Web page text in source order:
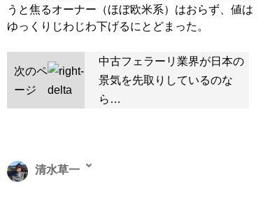
うと焦るオーナー（ほぼ欧米系）はおらず、値は
ゆっくりじわじわ下げるにとどまった。
次のペ
ージ
中古フェラーリ業界が日本の
景気を先取りしているのな
ら…
清水草一